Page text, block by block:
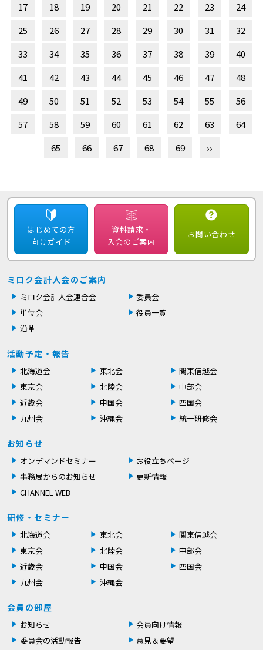
17
18 19 20 21 22 23
24
25
26 27 28 29 30 31
32
33
34 35 36 37 38 39
40
41
42 43 44 45 46 47
48
49
50 51 52 53 54 55
56
57
58 59 60 61 62 63
64
65
66 67 68 69 ››
はじめての方
向けガイド
資料請求・
入会のご案内
お問い合わせ
ミロク会計人会のご案内
ミロク会計人会連合会
委員会
単位会
役員一覧
沿革
活動予定・報告
北海道会 東北会
関東信越会
東京会
北陸会
中部会
近畿会
中国会
四国会
九州会
沖縄会 統一研修会
お知らせ
オンデマンドセミナー
お役立ちページ
事務局からのお知らせ
更新情報
CHANNEL WEB
研修・セミナー
北海道会 東北会
関東信越会
東京会
北陸会
中部会
近畿会
中国会
四国会
九州会
沖縄会
会員の部屋
お知らせ
会員向け情報
委員会の活動報告
意見＆要望